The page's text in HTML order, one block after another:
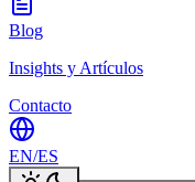
Blog
Insights y Artículos
Contacto
EN/ES